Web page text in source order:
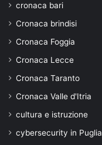
cronaca bari
Cronaca brindisi
Cronaca Foggia
Cronaca Lecce
Cronaca Taranto
Cronaca Valle d'Itria
cultura e istruzione
cybersecurity in Puglia